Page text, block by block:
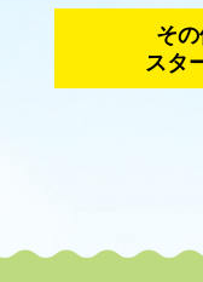
そ
スタ